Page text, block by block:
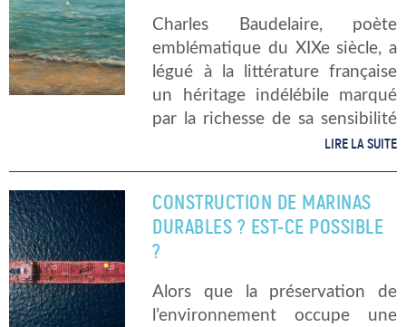
Charles Baudelaire, poète
emblématique du XIXe siècle, a
légué à la littérature française
un héritage indélébile marqué
par la richesse de sa sensibilité
et la profondeur de ses
mer occupe une […]
LIRE LA SUITE
CONSTRUCTION DE MARINAS
DURABLES ? EST-CE POSSIBLE
?
Alors que la préservation de
l’environnement occupe une